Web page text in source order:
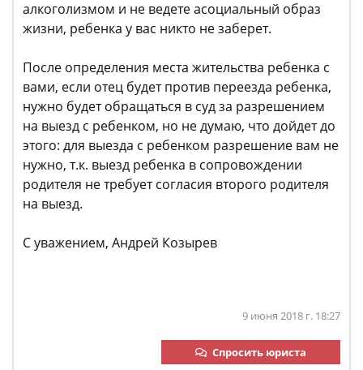
алкоголизмом и не ведете асоциальный образ
жизни, ребенка у вас никто не заберет.
После определения места жительства ребенка с
вами, если отец будет против переезда ребенка,
нужно будет обращаться в суд за разрешением
на выезд с ребенком, но не думаю, что дойдет до
этого: для выезда с ребенком разрешение вам не
нужно, т.к. выезд ребенка в сопровождении
родителя не требует согласия второго родителя
на выезд.
С уважением, Андрей Козырев
9 июня 2018 г. 18:27
Спросить юриста